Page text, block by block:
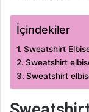
İçindekiler
Sweatshirt
Sweatshirt
Sweatshirt